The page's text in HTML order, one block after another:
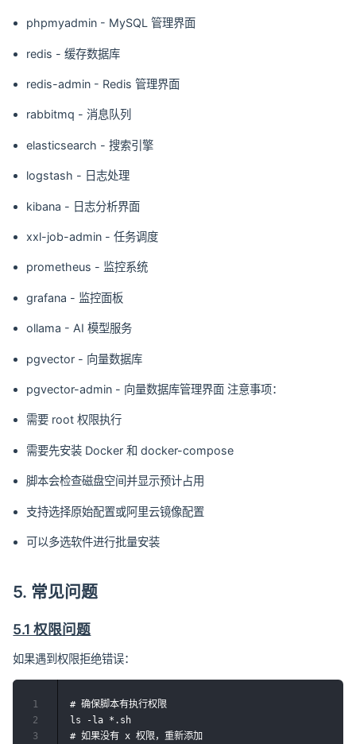
phpmyadmin - MySQL 管理界面
redis - 缓存数据库
redis-admin - Redis 管理界面
rabbitmq - 消息队列
elasticsearch - 搜索引擎
logstash - 日志处理
kibana - 日志分析界面
xxl-job-admin - 任务调度
prometheus - 监控系统
grafana - 监控面板
ollama - AI 模型服务
pgvector - 向量数据库
pgvector-admin - 向量数据库管理界面 注意事项：
需要 root 权限执行
需要先安装 Docker 和 docker-compose
脚本会检查磁盘空间并显示预计占用
支持选择原始配置或阿里云镜像配置
可以多选软件进行批量安装
5. 常见问题
5.1 权限问题
如果遇到权限拒绝错误：
# 确保脚本有执行权限
ls -la *.sh
# 如果没有 x 权限，重新添加
1
2
3